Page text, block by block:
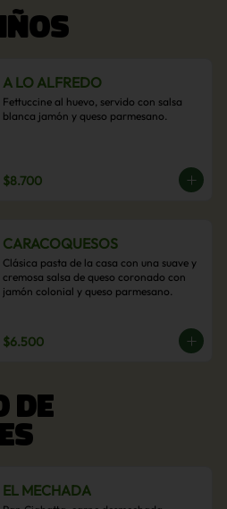
A LO ALFREDO
Fettuccine al huevo, servido con salsa
blanca jamón y queso parmesano.
$8.700
CARACOQUESOS
Clásica pasta de la casa con una suave y
cremosa salsa de queso coronado con
jamón colonial y queso parmesano.
$6.500
DE
EL MECHADA